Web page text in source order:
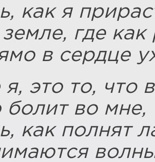
как я
земле, где
в сердце
это то, что
болит во мне,
как полнят